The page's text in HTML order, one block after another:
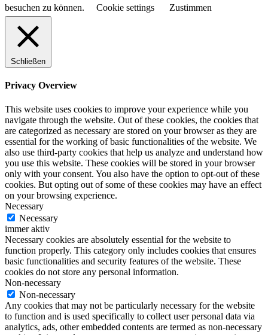
besuchen zu können.
Cookie settings Zustimmen
Schließen
Privacy Overview
This website uses cookies to improve your experience while you
navigate through the website. Out of these cookies, the cookies that
are categorized as necessary are stored on your browser as they are
essential for the working of basic functionalities of the website. We
also use third-party cookies that help us analyze and understand how
you use this website. These cookies will be stored in your browser
only with your consent. You also have the option to opt-out of these
cookies. But opting out of some of these cookies may have an effect
on your browsing experience.
Necessary
Necessary
immer aktiv
Necessary cookies are absolutely essential for the website to
function properly. This category only includes cookies that ensures
basic functionalities and security features of the website. These
cookies do not store any personal information.
Non-necessary
Non-necessary
Any cookies that may not be particularly necessary for the website
to function and is used specifically to collect user personal data via
analytics, ads, other embedded contents are termed as non-necessary